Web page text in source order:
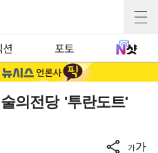
포토
의전당 '투란도트'
가가